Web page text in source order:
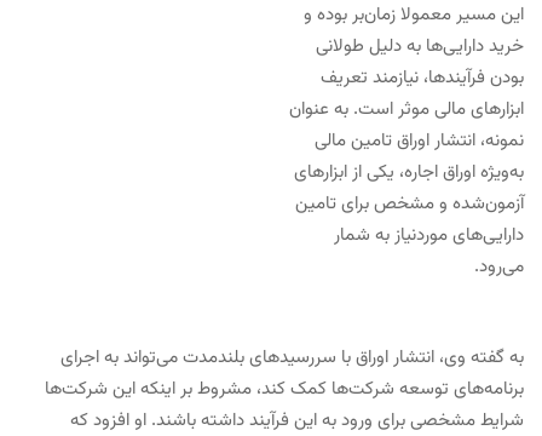
این مسیر معمولا زمان‌بر بوده و
خرید دارایی‌ها به دلیل طولانی
بودن فرآیندها، نیازمند تعریف
ابزارهای مالی موثر است. به عنوان
نمونه، انتشار اوراق تامین مالی
به‌ویژه اوراق اجاره، یکی از ابزارهای
آزمون‌شده و مشخص برای تامین
دارایی‌های موردنیاز به شمار
می‌رود.
به گفته وی، انتشار اوراق با سررسیدهای بلندمدت می‌تواند به اجرای
برنامه‌های توسعه شرکت‌ها کمک کند، مشروط بر اینکه این شرکت‌ها
شرایط مشخصی برای ورود به این فرآیند داشته باشند. او افزود که